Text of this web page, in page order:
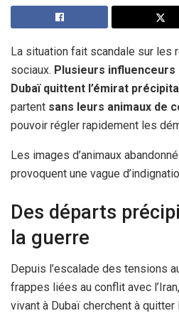
La situation fait scandale sur les
sociaux. Plusieurs
Dubaï quittent l’émirat
partent sans leurs animaux de
pouvoir régler rapidement les
Les images d’animaux
provoquent une vague
Des départs
la guerre
Depuis l’escalade des tensions
frappes liées au conflit avec
vivant à Dubaï cherchent à quitter